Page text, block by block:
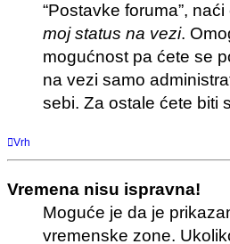
“Postavke foruma”,
moj status na vezi.
mogućnost pa ćete se
na vezi samo
sebi. Za ostale ćete biti
Vrh
Vremena nisu ispravna!
Moguće je da je
vremenske zone.